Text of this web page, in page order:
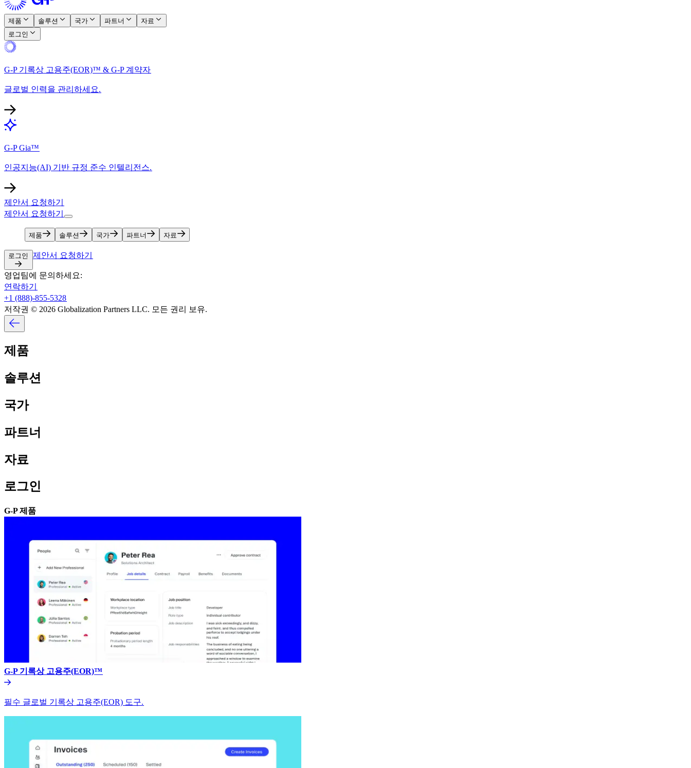
제품​​ 솔루션​​ 국가​​ 파트너​​
자료​​
로그인​​
G-P 기록상 고용주(EOR)™ & G-P 계약자​​
글로벌 인력을 관리하세요.​​
G-P Gia™​​
인공지능(AI) 기반 규정 준수 인텔리전스.​​
제안서 요청하기​​
제안서 요청하기​​
제품​​ 솔루션​​ 국가​​ 파트너​​ 자료​​
로그인​​ 제안서 요청하기​​
영업팀에 문의하세요:​​
연락하기​​
+1 (888)-855-5328​​
저작권 © 2026 Globalization Partners LLC. 모든 권리 보유.​​
제품​​
솔루션​​
국가​​
파트너​​
자료​​
로그인​​
G-P 제품​​
G-P 기록상 고용주(EOR)™​​
필수 글로벌 기록상 고용주(EOR) 도구.​​